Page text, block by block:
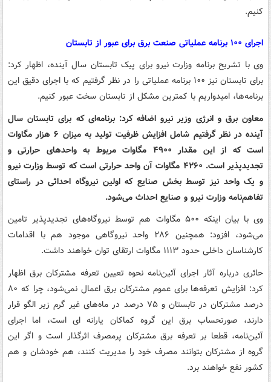
کنیم.
اجرای ۱۰۰ برنامه عملیاتی صنعت برق برای عبور از تابستان
وی با تشریح برنامه وزارت نیرو برای پیک تابستان سال آینده، اظهار کرد:
برای تابستان نیز ۱۰۰ برنامه عملیاتی را در نظر گرفتیم که با اجرای دقیق این
برنامه‌ها، امیدواریم با کمترین مشکل از تابستان سخت عبور کنیم.
معاون برق و انرژی وزیر نیرو اضافه کرد: برنامه‌ای که برای تابستان سال
آینده در نظر گرفتیم شامل افزایش ظرفیت تولید به میزان ۶ هزار مگاوات
است که از این مقدار ۴۹۰۰ مگاوات مربوط به واحدهای حرارتی و
تجدیدپذیر است. ۴۲۶۰ مگاوات آن واحد حرارتی است که توسط وزارت نیرو
و یک واحد نیز توسط بخش صنایع که اولین نیروگاه احداثی در راستای
تفاهم‌نامه وزارت نیرو و صنایع احداث می‌شود.
وی با بیان اینکه ۵۰۰ مگاوات هم توسط نیروگاه‌های تجدیدپذیر تامین
می‌شود، افزود: همچنین ۲۸۶ واحد نیروگاهی موجود هم با اقدامات
کارشناسان داخلی حدود ۱۱۱۳ مگاوات ارتقای توان خواهند داشت.
حائری درباره آثار اجرای آئین‌نامه نحوه تعیین تعرفه مشترکان برق اظهار
کرد: افزایش تعرفه‌ها برای عموم مشترکان برق اعمال نمی‌شود، چرا که ۸۰
درصد مشترکان در تابستان و ۷۵ درصد در ماه‌های غیر گرم زیر الگو قرار
دارند، صورتحساب برق این گروه کماکان یارانه ای است، اما اجرای
آئین‌نامه، قطعا بر تعرفه برق مشترکان پرمصرف اثرگذار است و اگر این
گروه از مشترکان بتوانند مصرف خود را مدیریت کنند، هم خودشان و هم
کشور نفع خواهند برد.